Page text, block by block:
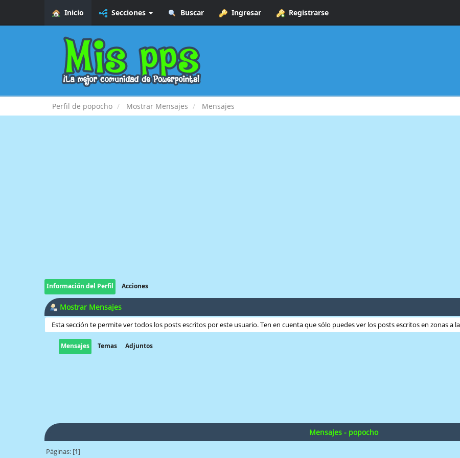
Inicio Secciones Buscar Ingresar Registrarse
Perfil de popocho Mostrar Mensajes Mensajes
Información del Perfil Acciones
Mostrar Mensajes
Esta sección te permite ver todos los posts escritos por este usuario. Ten en cuenta que sólo puedes ver los posts escritos en zonas a
Mensajes Temas Adjuntos
Mensajes - popocho
Páginas: [1]